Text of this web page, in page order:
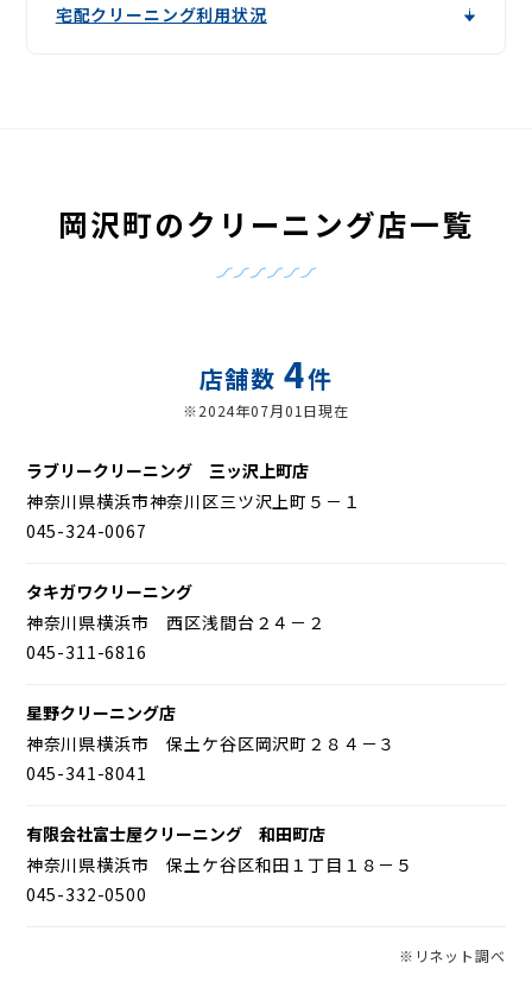
宅配クリーニング利用状況
岡沢町のクリーニング店一覧
店舗数4件
※2024年07月01日現在
ラブリークリーニング 三ッ沢上町店
神奈川県横浜市神奈川区三ツ沢上町５－１
045-324-0067
タキガワクリーニング
神奈川県横浜市 西区浅間台２４－２
045-311-6816
星野クリーニング店
神奈川県横浜市 保土ケ谷区岡沢町２８４－３
045-341-8041
有限会社富士屋クリーニング 和田町店
神奈川県横浜市 保土ケ谷区和田１丁目１８－５
045-332-0500
※リネット調べ